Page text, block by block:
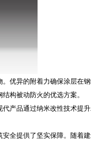
优异的附着力确保涂层在
构被动防火的优选方案。
产品通过纳米改性技术提
全提供了坚实保障。随着